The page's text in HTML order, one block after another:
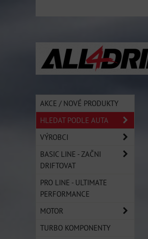
AKCE / NOVÉ PRODUKTY
HLEDAT PODLE AUTA
VÝROBCI
BASIC LINE - ZAČNI
DRIFTOVAT
PRO LINE - ULTIMATE
PERFORMANCE
MOTOR
TURBO KOMPONENTY